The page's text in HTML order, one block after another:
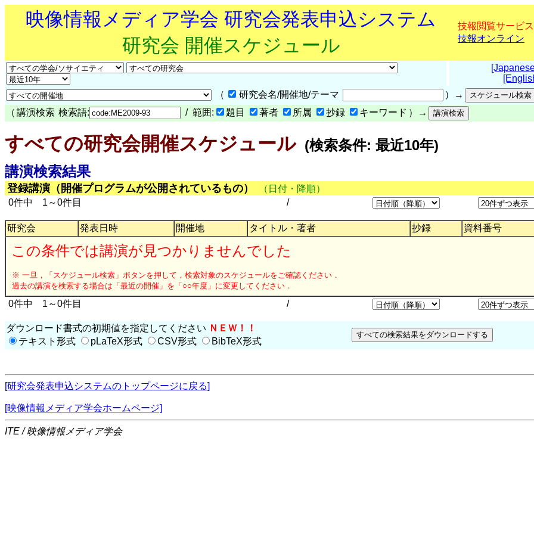
映像情報メディア学会 研究会発表申込システム
研究会 開催スケジュール
技報閲覧サービス
技報オンライン
（
研究会名/開催地/テーマ
）→
（ 講演検索 検索語: / 範囲: 題目 著者 所属 抄録 キーワード ）→
すべての研究会開催スケジュール(検索条件: 最近10年)
講演検索結果
登録講演（開催プログラムが公開されているもの）
（日付・降順）
0件中 1～0件目
/
研究会 発表日時 開催地 タイトル・著者 抄録 資料番号
この条件では講演が見つかりませんでした
※ 一旦，「スケジュール検索」ボタンを押して，検索対象のスケジュールをご確認ください．
過去の講演を検索する場合は「最近の開催」を「○○年度」に変更してください．
0件中 1～0件目 /
ダウンロード書式の初期値を指定してください ＮＥＷ！！
テキスト形式
pLaTeX形式 CSV形式 BibTeX形式
[研究会発表申込システムのトップページに戻る]
[映像情報メディア学会ホームページ]
ITE / 映像情報メディア学会